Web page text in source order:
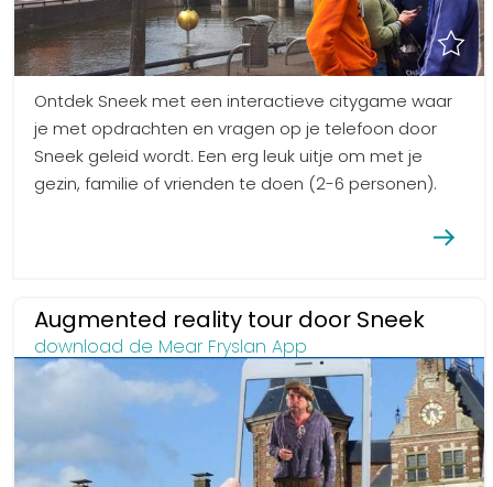
Ontdek Sneek met een interactieve citygame waar
je met opdrachten en vragen op je telefoon door
Sneek geleid wordt. Een erg leuk uitje om met je
gezin, familie of vrienden te doen (2-6 personen).
Augmented reality tour door Sneek
download de Mear Fryslan App